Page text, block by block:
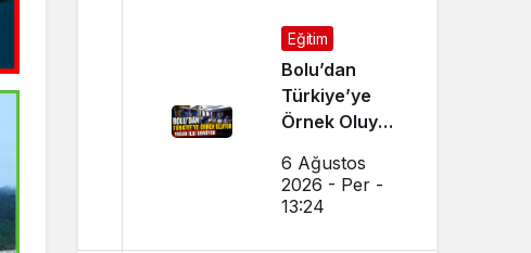
Eğitim
Bolu’dan
Türkiye’ye
Örnek Oluyor,
Görüyor
6 Ağustos
2026 - Per -
13:24